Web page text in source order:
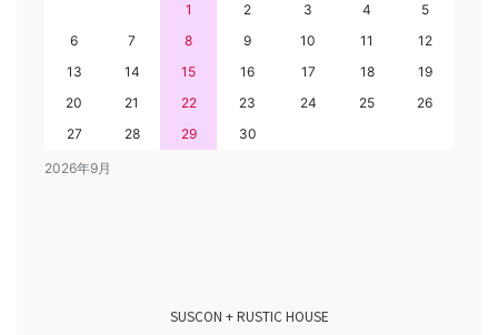
2026年9月
1
2 3 4
5
6
7 8 9 10 11
12
13
14 15 16 17 18
19
20
21 22 23 24 25
26
27
28 29 30
SUSCON + RUSTIC HOUSE